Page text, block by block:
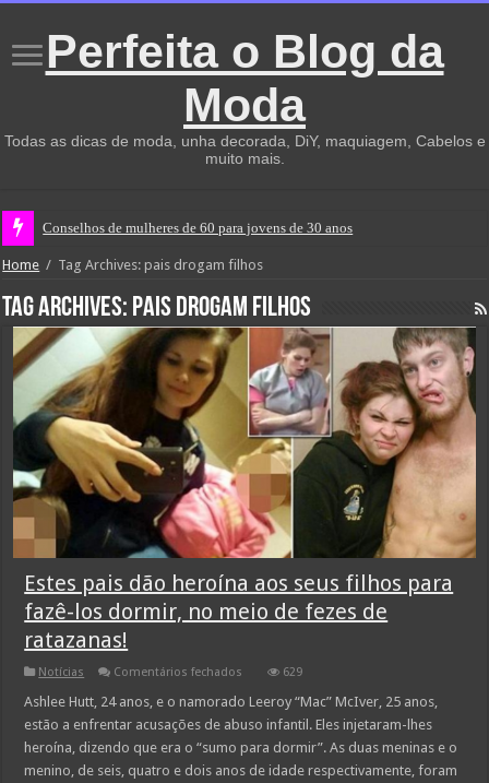
Perfeita o Blog da
Moda
Todas as dicas de moda, unha decorada, DiY, maquiagem, Cabelos e
muito mais.
Conselhos de mulheres de 60 para jovens de 30 anos
Home / Tag Archives: pais drogam filhos
Tag Archives: pais drogam filhos
Estes pais dão heroína aos seus filhos para
fazê-los dormir, no meio de fezes de
ratazanas!​
Notícias Comentários fechados
pais
heroína
aos
seus
filhos
629
Ashlee Hutt, 24 anos, e o namorado Leeroy “Mac” McIver, 25 anos,
estão a enfrentar acusações de abuso infantil. Eles injetaram-lhes
heroína, dizendo que era o “sumo para dormir”. As duas meninas e o
menino, de seis, quatro e dois anos de idade respectivamente, foram